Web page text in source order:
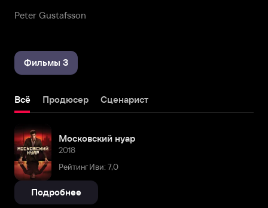
Peter Gustafsson
Фильмы 3
Всё Продюсер Сценарист
Московский нуар
2018
Рейтинг Иви: 7,0
Подробнее